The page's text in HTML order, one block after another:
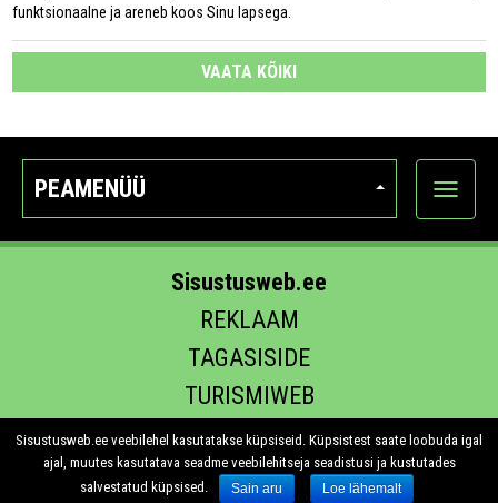
funktsionaalne ja areneb koos Sinu lapsega.
VAATA KÕIKI
PEAMENÜÜ
Ava
Sisustusweb.ee
REKLAAM
TAGASISIDE
TURISMIWEB
EHITUS.EE
Sisustusweb.ee veebilehel kasutatakse küpsiseid. Küpsistest saate loobuda igal
ajal, muutes kasutatava seadme veebilehitseja seadistusi ja kustutades
salvestatud küpsised.
Sain aru Loe lähemalt